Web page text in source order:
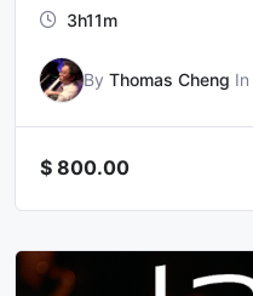
3h11m
By Thomas Cheng In
$ 800.00